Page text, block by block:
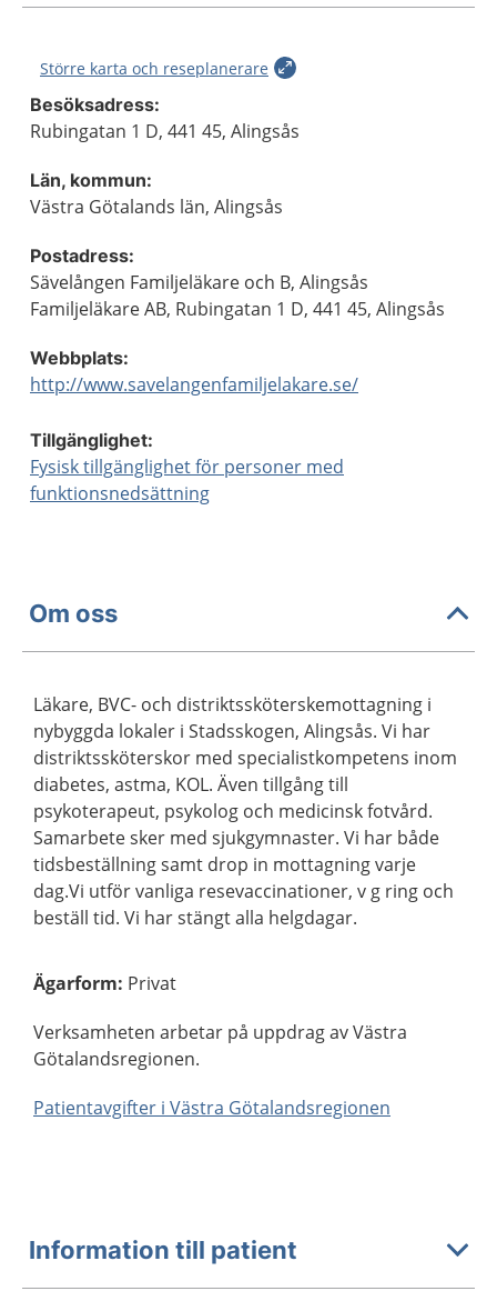
Större karta och reseplanerare
Besöksadress:
Rubingatan 1 D, 441 45, Alingsås
Län, kommun:
Västra Götalands län, Alingsås
Postadress:
Sävelången Familjeläkare och B, Alingsås
Familjeläkare AB, Rubingatan 1 D, 441 45, Alingsås
Webbplats:
http://www.savelangenfamiljelakare.se/
Tillgänglighet:
Fysisk tillgänglighet för personer med
funktionsnedsättning
Om oss
Läkare, BVC- och distriktssköterskemottagning i
nybyggda lokaler i Stadsskogen, Alingsås. Vi har
distriktssköterskor med specialistkompetens inom
diabetes, astma, KOL. Även tillgång till
psykoterapeut, psykolog och medicinsk fotvård.
Samarbete sker med sjukgymnaster. Vi har både
tidsbeställning samt drop in mottagning varje
dag.Vi utför vanliga resevaccinationer, v g ring och
beställ tid. Vi har stängt alla helgdagar.
Ägarform: Privat
Verksamheten arbetar på uppdrag av Västra
Götalandsregionen.
Patientavgifter i Västra Götalandsregionen
Information till patient